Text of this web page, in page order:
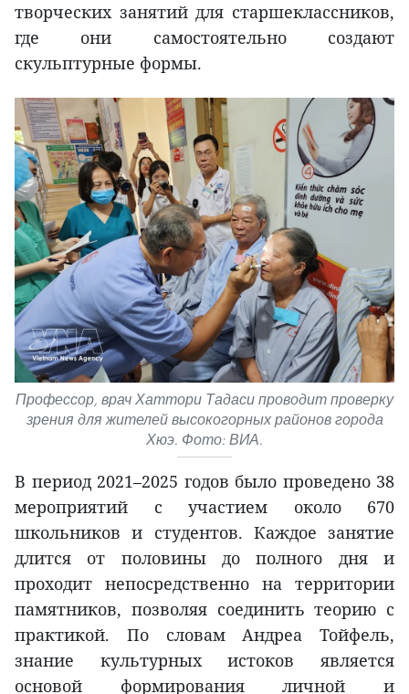
творческих занятий для старшеклассников,
где они самостоятельно создают
скульптурные формы.
Профессор, врач Хаттори Тадаси проводит проверку
зрения для жителей высокогорных районов города
Хюэ. Фото: ВИА.
В период 2021–2025 годов было проведено 38
мероприятий с участием около 670
школьников и студентов. Каждое занятие
длится от половины до полного дня и
проходит непосредственно на территории
памятников, позволяя соединить теорию с
практикой. По словам Андреа Тойфель,
знание культурных истоков является
основой формирования личной и